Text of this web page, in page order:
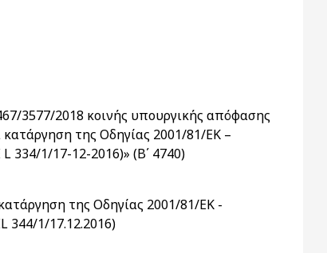
3577/2018 κοινής υπουργικής απόφασης
της Οδηγίας 2001/81/ΕΚ –
334/1/17-12-2016)» (Β΄ 4740)
της Οδηγίας 2001/81/ΕΚ -
344/1/17.12.2016)